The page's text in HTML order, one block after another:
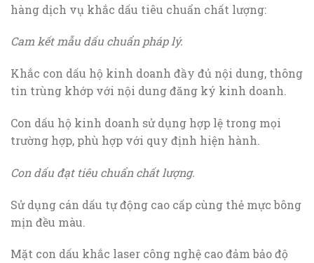
hàng dịch vụ khắc dấu tiêu chuẩn chất lượng:
Cam kết mẫu dấu chuẩn pháp lý.
Khắc con dấu hộ kinh doanh đầy đủ nội dung, thông
tin trùng khớp với nội dung đăng ký kinh doanh.
Con dấu hộ kinh doanh sử dụng hợp lệ trong mọi
trường hợp, phù hợp với quy định hiện hành.
Con dấu đạt tiêu chuẩn chất lượng.
Sử dụng cán dấu tự động cao cấp cùng thẻ mực bông
mịn đều màu.
Mặt con dấu khắc laser công nghệ cao đảm bảo độ